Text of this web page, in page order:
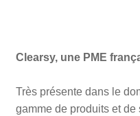
Clearsy, une PME
Très présente dans le
gamme de produits et